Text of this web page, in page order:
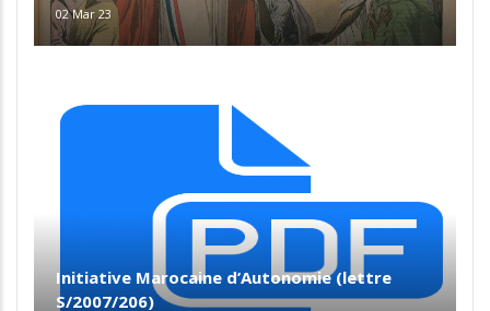
02 Mar 23
Initiative Marocaine d’Autonomie (lettre
S/2007/206)